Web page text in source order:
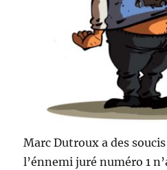
Marc Dutroux a des
l’énnemi juré numéro 1